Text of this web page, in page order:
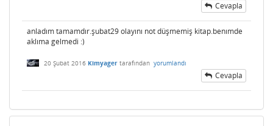
Cevapla
anladım tamamdır.şubat29 olayını not düşmemiş kitap.benımde
aklıma gelmedi :)
20 Şubat 2016 Kimyager tarafından yorumlandı
Cevapla